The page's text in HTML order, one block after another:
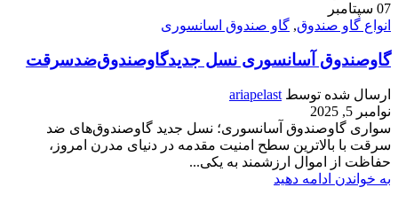
07 سپتامبر
انواع گاو صندوق, گاو صندوق اسانسوری
گاوصندوق آسانسوری نسل جدیدگاوصندوق‌ضدسرقت
ارسال شده توسط ariapelast
نوامبر 5, 2025
سواری گاوصندوق آسانسوری؛ نسل جدید گاوصندوق‌های ضد
سرقت با بالاترین سطح امنیت مقدمه در دنیای مدرن امروز،
حفاظت از اموال ارزشمند به یکی...
به خواندن ادامه دهید